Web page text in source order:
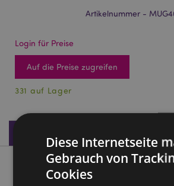
Artikelnummer -
Login für Preise
Auf die Preise zugreifen
331 auf Lager
Produktbeschreibung
Diese Internetseite
Gebrauch von
Cookies